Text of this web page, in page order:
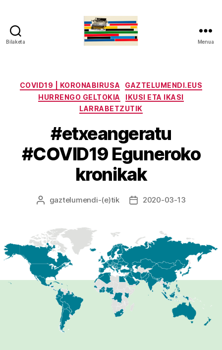
Bilaketa Menua
Kategoriak
COVID19 | KORONABIRUSA
GAZTELUMENDI.EUS
HURRENGO GELTOKIA
IKUSI ETA IKASI
LARRABETZUTIK
#etxeangeratu
#COVID19 Eguneroko
kronikak
Argitalpenaren
gaztelumendi-(e)tik
Argitalpenaren
2020-03-13